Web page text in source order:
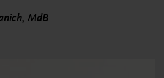
MdB